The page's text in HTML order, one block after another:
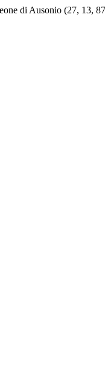
di Ausonio (27, 13,